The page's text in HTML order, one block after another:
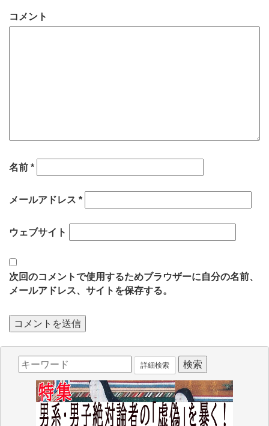
コメント
名前 *
メールアドレス *
ウェブサイト
次回のコメントで使用するためブラウザーに自分の名前、
メールアドレス、サイトを保存する。
詳細検索